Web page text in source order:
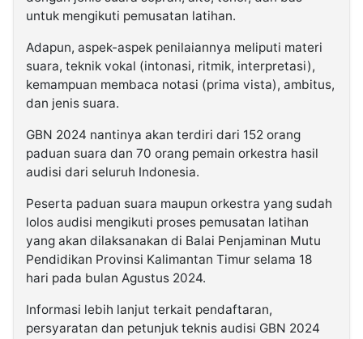
untuk mengikuti pemusatan latihan.
Adapun, aspek-aspek penilaiannya meliputi materi
suara, teknik vokal (intonasi, ritmik, interpretasi),
kemampuan membaca notasi (prima vista), ambitus,
dan jenis suara.
GBN 2024 nantinya akan terdiri dari 152 orang
paduan suara dan 70 orang pemain orkestra hasil
audisi dari seluruh Indonesia.
Peserta paduan suara maupun orkestra yang sudah
lolos audisi mengikuti proses pemusatan latihan
yang akan dilaksanakan di Balai Penjaminan Mutu
Pendidikan Provinsi Kalimantan Timur selama 18
hari pada bulan Agustus 2024.
Informasi lebih lanjut terkait pendaftaran,
persyaratan dan petunjuk teknis audisi GBN 2024